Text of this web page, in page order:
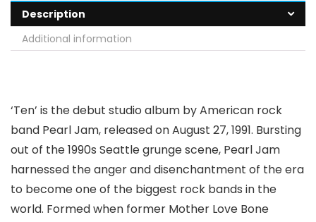
Description
Additional information
‘Ten’ is the debut studio album by American rock
band Pearl Jam, released on August 27, 1991. Bursting
out of the 1990s Seattle grunge scene, Pearl Jam
harnessed the anger and disenchantment of the era
to become one of the biggest rock bands in the
world. Formed when former Mother Love Bone